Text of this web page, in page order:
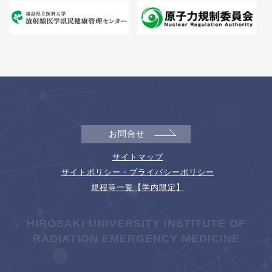
お問合せ
サイトマップ
サイトポリシー・プライバシーポリシー
規程等一覧【学内限定】
HIROSAKI UNIVERSITY INSTITUTE OF
RADIATION EMERGENCY MEDICINE